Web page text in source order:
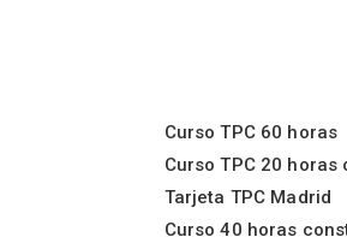
Curso TPC 60 horas
Curso TPC 20 horas
Tarjeta TPC Madrid
Curso 40 horas